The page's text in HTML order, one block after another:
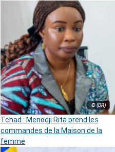
© (DR)
Tchad : Menodji Rita prend les
commandes de la Maison de la
femme